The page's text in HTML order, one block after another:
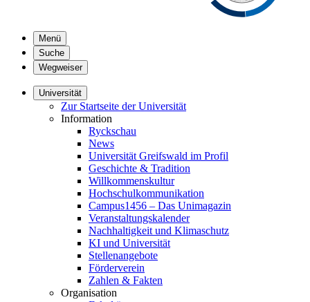
Menü
Suche
Wegweiser
Universität
Zur Startseite der Universität
Information
Ryckschau
News
Universität Greifswald im Profil
Geschichte & Tradition
Willkommenskultur
Hochschulkommunikation
Campus1456 – Das Unimagazin
Veranstaltungskalender
Nachhaltigkeit und Klimaschutz
KI und Universität
Stellenangebote
Förderverein
Zahlen & Fakten
Organisation